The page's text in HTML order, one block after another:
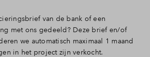
van de bank of een
met ons gedeeld? Deze brief en/of
we automatisch maximaal 1 maand
in het project zijn verkocht.